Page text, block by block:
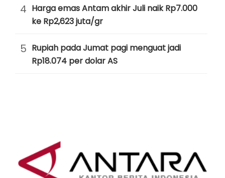
4 Harga emas Antam akhir Juli naik Rp7.000
ke Rp2,623 juta/gr
5 Rupiah pada Jumat pagi menguat jadi
Rp18.074 per dolar AS